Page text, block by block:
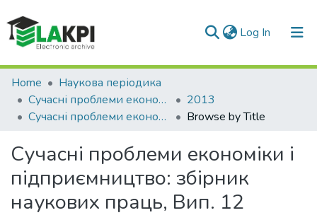
Log In (current)
Communities & Collections
All of DSpace
Home
Наукова періодика
Сучасні проблеми економіки і підприємництво
2013
Сучасні проблеми економіки і підприємництво: збірник наукових праць, Вип. 12
Browse by Title
Сучасні проблеми економіки і
підприємництво: збірник
наукових праць, Вип. 12